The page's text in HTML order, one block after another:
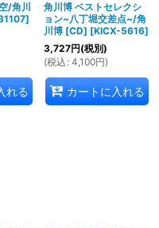
/角川
]
れる
角川博 ベストセレクシ
ョン~八丁堀交差点~/角
川博 [CD] [KICX-5616]
3,727円(税別)
(税込 : 4,100円)
カートに入れる